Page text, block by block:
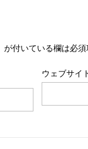
が付いている欄は必須
ウェブサイ